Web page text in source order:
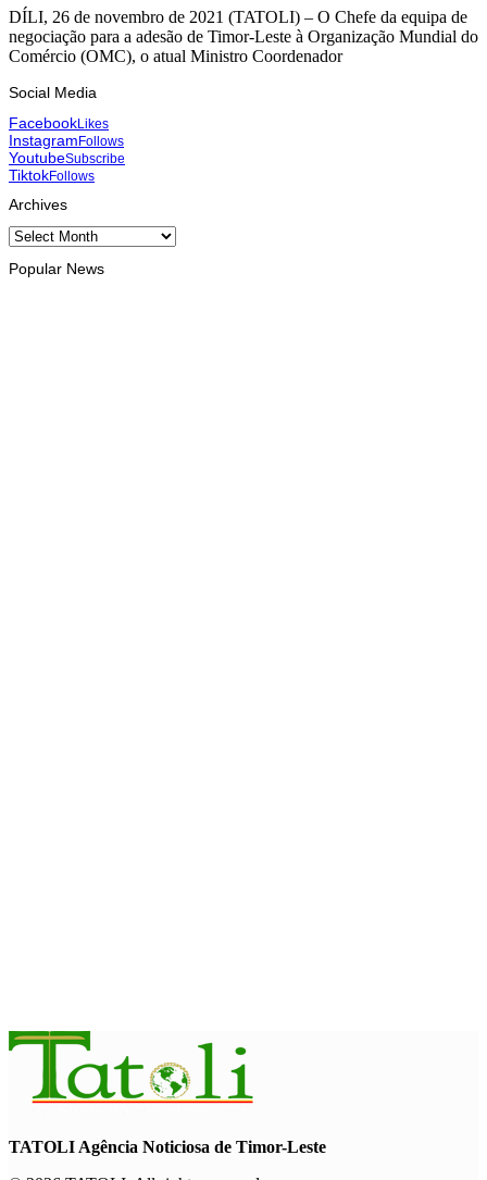
DÍLI, 26 de novembro de 2021 (TATOLI) – O Chefe da equipa de
negociação para a adesão de Timor-Leste à Organização Mundial do
Comércio (OMC), o atual Ministro Coordenador
Social Media
FacebookLikes
InstagramFollows
YoutubeSubscribe
TiktokFollows
Archives
Archives
Popular News
TATOLI Agência Noticiosa de Timor-Leste